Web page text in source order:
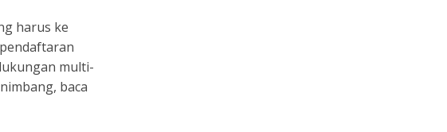
harus ke
multi-
baca